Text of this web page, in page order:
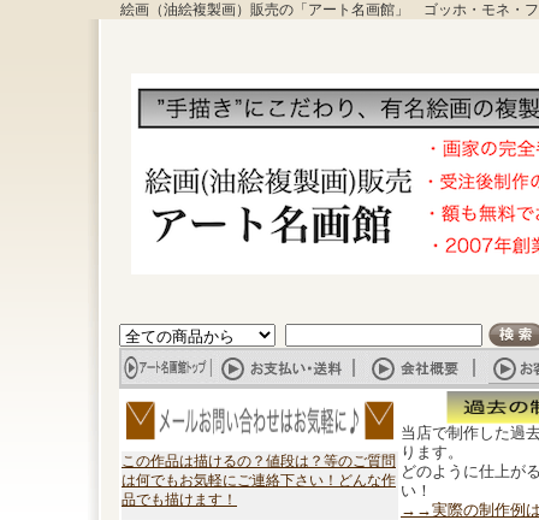
絵画（油絵複製画）販売の「アート名画館」 ゴッホ・モネ・
この作品は描けるの？値段は？等のご質問
は何でもお気軽にご連絡下さい！どんな作
品でも描けます！
当店で制作した過
ります。
どのように仕上が
い！
→→実際の制作例